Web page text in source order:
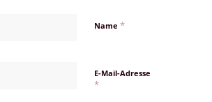
Name *
E-Mail-Adresse
*